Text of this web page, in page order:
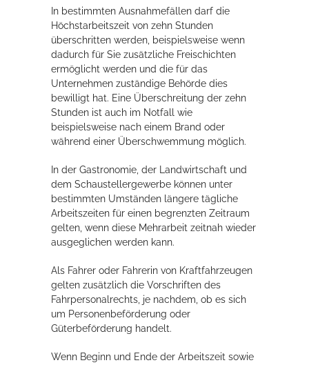
mehr dazu...In bestimmten Ausnahmefällen darf die
Höchstarbeitszeit von zehn Stunden
überschritten werden, beispielsweise wenn
dadurch für Sie zusätzliche Freischichten
ermöglicht werden und die für das
Unternehmen zuständige Behörde dies
bewilligt hat. Eine Überschreitung der zehn
Stunden ist auch im Notfall wie
beispielsweise nach einem Brand oder
während einer Überschwemmung möglich.
In der Gastronomie, der Landwirtschaft und
dem Schaustellergewerbe können unter
bestimmten Umständen längere tägliche
Arbeitszeiten für einen begrenzten Zeitraum
gelten, wenn diese Mehrarbeit zeitnah wieder
ausgeglichen werden kann.
Als Fahrer oder Fahrerin von Kraftfahrzeugen
gelten zusätzlich die Vorschriften des
Fahrpersonalrechts, je nachdem, ob es sich
um Personenbeförderung oder
Güterbeförderung handelt.
Wenn Beginn und Ende der Arbeitszeit sowie